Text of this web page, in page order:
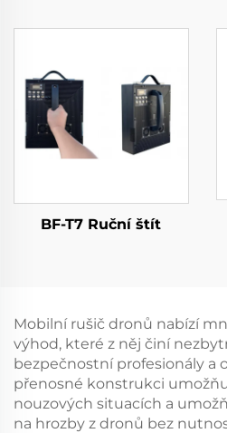
detekci dronů
BF-T7 Ruční štít
Mobilní rušič dronů nabízí
výhod, které z něj činí
bezpečnostní profesionály a
přenosné konstrukci
nouzových situacích a
na hrozby z dronů bez